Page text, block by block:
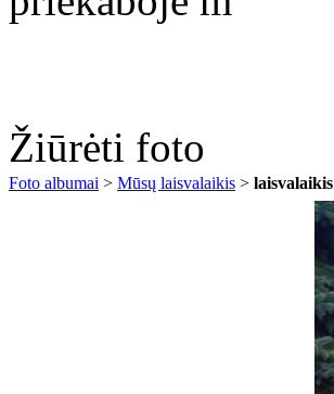
Žiūrėti foto
Foto albumai > Mūsų laisvalaikis > laisvalaikis